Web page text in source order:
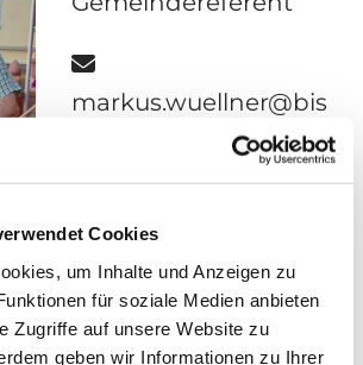
Cookies
um Inhalte und Anzeigen zu
für soziale Medien anbieten
Zugriffe auf unsere Website zu
geben wir Informationen zu Ihrer

markus.wuellner@bis
Mona-Anna Müller